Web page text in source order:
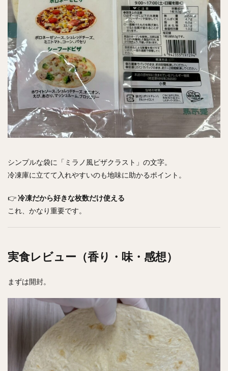
シンプルな袋に「ミラノ風ピザクラスト」の文字。
冷凍庫に立てて入れやすいのも地味に助かるポイント。
👉冷凍だから好きな枚数だけ使える
これ、かなり重要です。
実食レビュー（香り・味・感想）
まずは開封。